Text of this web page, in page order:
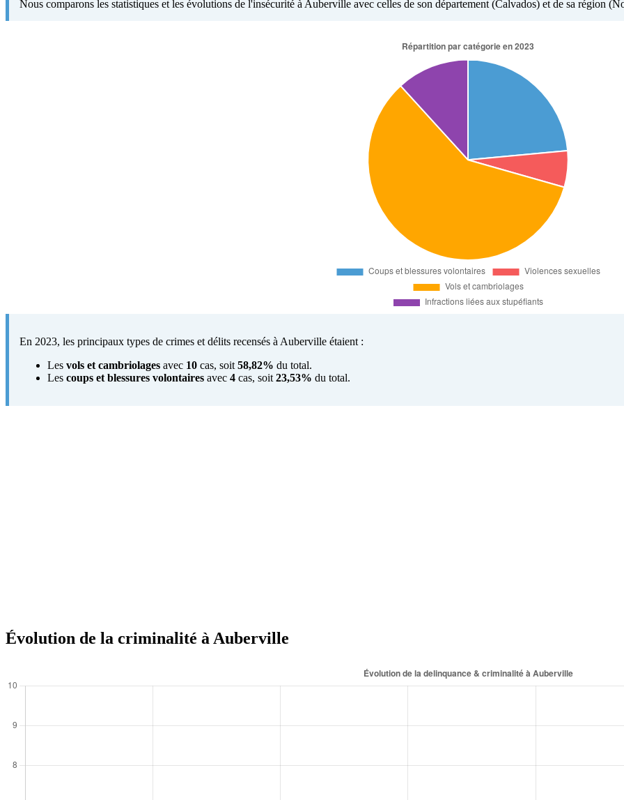
Nous comparons les statistiques et les évolutions de l'insécurité à Auberville avec celles de son département (Calvados) et de sa région
En 2023, les principaux types de crimes et délits recensés à Auberville étaient :
Les vols et cambriolages avec 10 cas, soit 58,82% du total.
Les coups et blessures volontaires avec 4 cas, soit 23,53% du total.
Évolution de la criminalité à Auberville